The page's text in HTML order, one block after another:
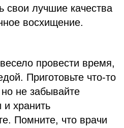
свои лучшие качества
восхищение.
провести время,
Приготовьте что-то
не забывайте
и хранить
Помните, что врачи